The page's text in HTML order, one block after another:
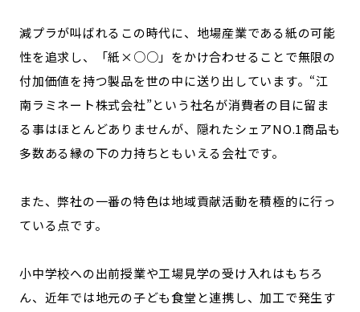
減プラが叫ばれるこの時代に、地場産業である紙の可能
性を追求し、「紙×○○」をかけ合わせることで無限の
付加価値を持つ製品を世の中に送り出しています。“江
南ラミネート株式会社”という社名が消費者の目に留ま
る事はほとんどありませんが、隠れたシェアNO.1商品も
多数ある縁の下の力持ちともいえる会社です。
また、弊社の一番の特色は地域貢献活動を積極的に行っ
ている点です。
小中学校への出前授業や工場見学の受け入れはもちろ
ん、近年では地元の子ども食堂と連携し、加工で発生す